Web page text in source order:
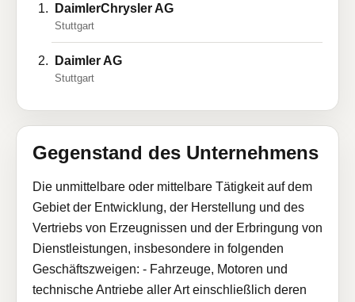
DaimlerChrysler AG
Stuttgart
Daimler AG
Stuttgart
Gegenstand des Unternehmens
Die unmittelbare oder mittelbare Tätigkeit auf dem
Gebiet der Entwicklung, der Herstellung und des
Vertriebs von Erzeugnissen und der Erbringung von
Dienstleistungen, insbesondere in folgenden
Geschäftszweigen: - Fahrzeuge, Motoren und
technische Antriebe aller Art einschließlich deren